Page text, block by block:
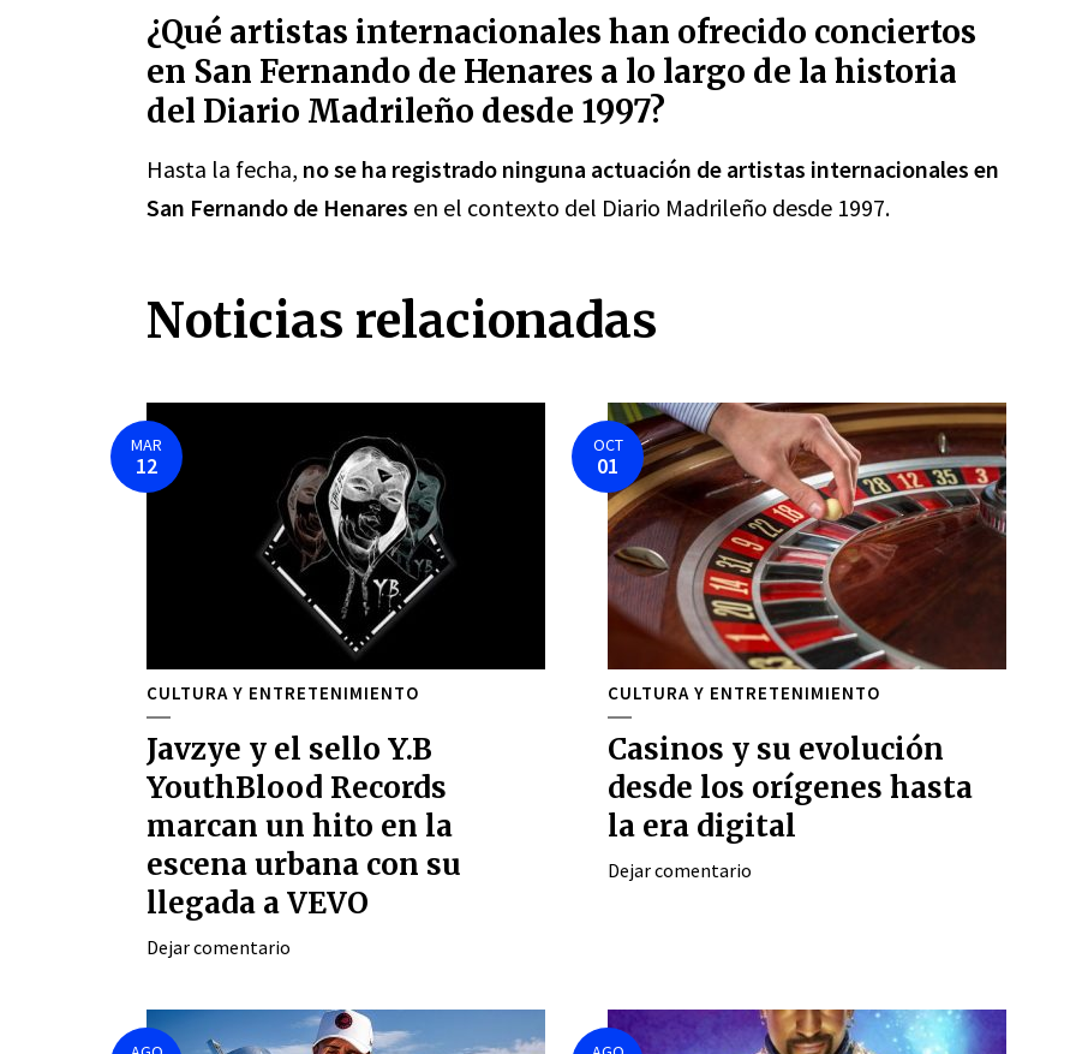
¿Qué artistas internacionales han ofrecido conciertos
en San Fernando de Henares a lo largo de la historia
del Diario Madrileño desde 1997?
Hasta la fecha, no se ha registrado ninguna actuación de artistas internacionales en
San Fernando de Henares en el contexto del Diario Madrileño desde 1997.
Noticias relacionadas
MAR
12
CULTURA Y ENTRETENIMIENTO
Javzye y el sello Y.B
YouthBlood Records
marcan un hito en la
escena urbana con su
llegada a VEVO
Dejar comentario
OCT
01
CULTURA Y ENTRETENIMIENTO
Casinos y su evolución
desde los orígenes hasta
la era digital
Dejar comentario